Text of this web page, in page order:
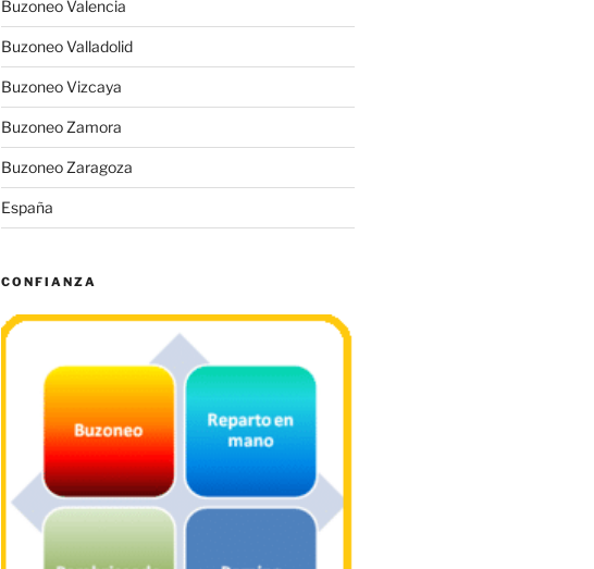
Buzoneo Valencia
Buzoneo Valladolid
Buzoneo Vizcaya
Buzoneo Zamora
Buzoneo Zaragoza
España
CONFIANZA